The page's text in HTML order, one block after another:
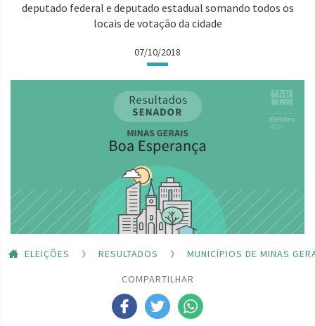
deputado federal e deputado estadual somando todos os
locais de votação da cidade
07/10/2018
ELEIÇÕES RESULTADOS
MUNICÍPIOS DE MINAS
COMPARTILHAR